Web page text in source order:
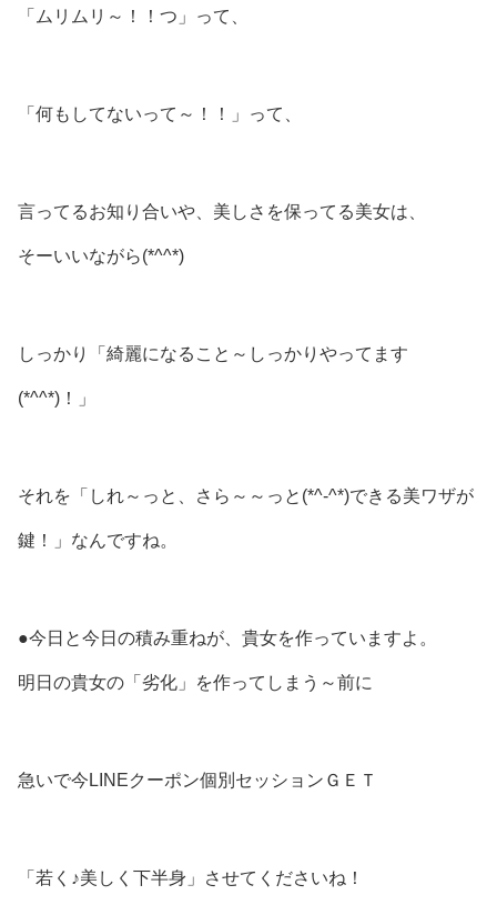
「ムリムリ～！！つ」って、
「何もしてないって～！！」って、
言ってるお知り合いや、美しさを保ってる美女は、
そーいいながら(*^^*)
しっかり「綺麗になること～しっかりやってます
(*^^*)！」
それを「しれ～っと、さら～～っと(*^-^*)できる美ワザが
鍵！」なんですね。
●今日と今日の積み重ねが、貴女を作っていますよ。
明日の貴女の「劣化」を作ってしまう～前に
急いで今LINEクーポン個別セッションＧＥＴ
「若く♪美しく下半身」させてくださいね！